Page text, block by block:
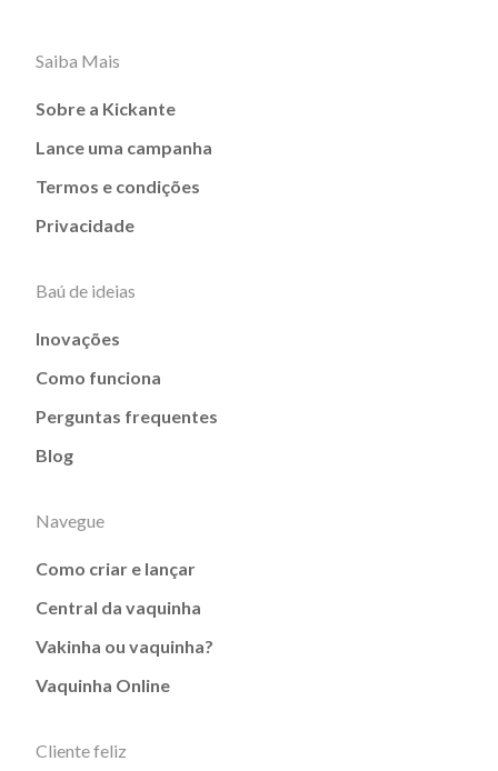
Saiba Mais
Sobre a Kickante
Lance uma campanha
Termos e condições
Privacidade
Baú de ideias
Inovações
Como funciona
Perguntas frequentes
Blog
Navegue
Como criar e lançar
Central da vaquinha
Vakinha ou vaquinha?
Vaquinha Online
Cliente feliz